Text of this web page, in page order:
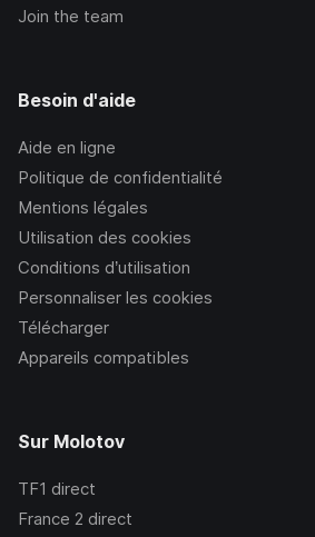
Join the team
Besoin d'aide
Aide en ligne
Politique de confidentialité
Mentions légales
Utilisation des cookies
Conditions d’utilisation
Personnaliser les cookies
Télécharger
Appareils compatibles
Sur Molotov
TF1 direct
France 2 direct